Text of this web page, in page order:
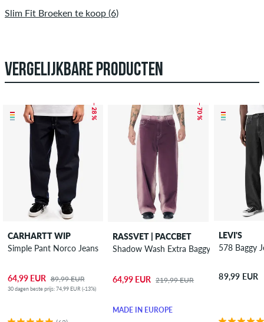
Slim Fit Broeken te koop (6)
VERGELIJKBARE PRODUCTEN
– 28 %
CARHARTT WIP
Simple Pant Norco Jeans
64,99 EUR 89,99 EUR
30 dagen beste prijs: 74,99 EUR (-13%)
– 70 %
RASSVET | PACCBET
Shadow Wash Extra Baggy Denim Jeans
64,99 EUR 219,99 EUR
MADE IN EUROPE
LEVI'S
578 Baggy
89,99 EUR